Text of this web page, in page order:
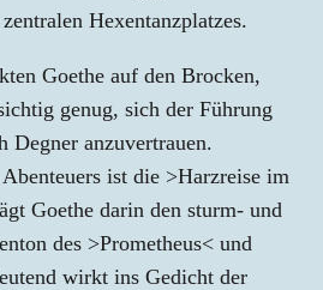
Hexentanzplatzes.
Goethe auf den Brocken,
genug, sich der Führung
Degner anzuvertrauen.
ist die >Harzreise im
Goethe darin den sturm- und
des >Prometheus< und
wirkt ins Gedicht der